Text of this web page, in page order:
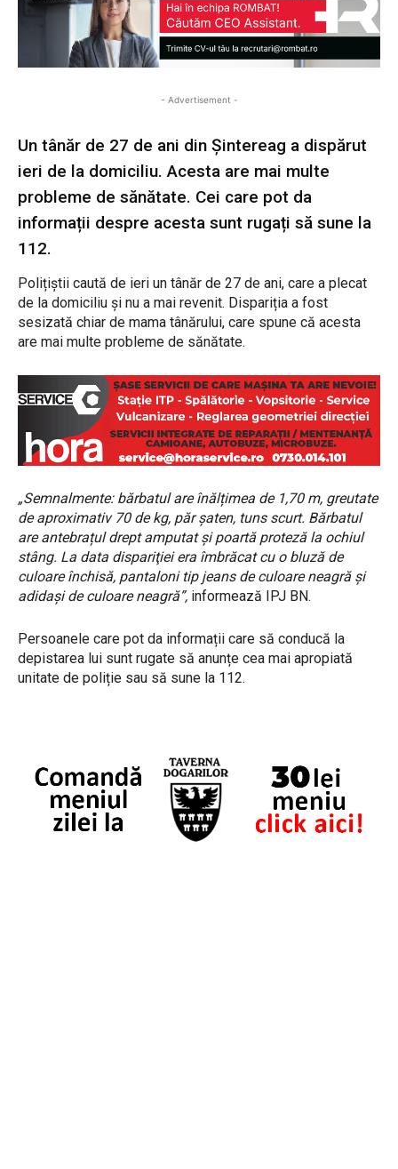
- Advertisement -
Un tânăr de 27 de ani din Șintereag a dispărut
ieri de la domiciliu. Acesta are mai multe
probleme de sănătate. Cei care pot da
informații despre acesta sunt rugați să sune la
112.
Polițiștii caută de ieri un tânăr de 27 de ani, care a plecat
de la domiciliu și nu a mai revenit. Dispariția a fost
sesizată chiar de mama tânărului, care spune că acesta
are mai multe probleme de sănătate.
„Semnalmente: bărbatul are înălțimea de 1,70 m, greutate
de aproximativ 70 de kg, păr șaten, tuns scurt. Bărbatul
are antebrațul drept amputat și poartă proteză la ochiul
stâng. La data dispariţiei era îmbrăcat cu o bluză de
culoare închisă, pantaloni tip jeans de culoare neagră și
adidași de culoare neagră”, informează IPJ BN.
Persoanele care pot da informații care să conducă la
depistarea lui sunt rugate să anunțe cea mai apropiată
unitate de poliție sau să sune la 112.